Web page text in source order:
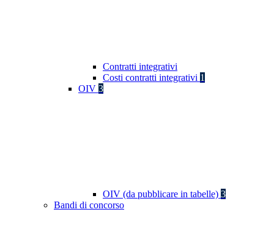
Contratti integrativi
Costi contratti integrativi 1
OIV 3
OIV (da pubblicare in tabelle) 3
Bandi di concorso